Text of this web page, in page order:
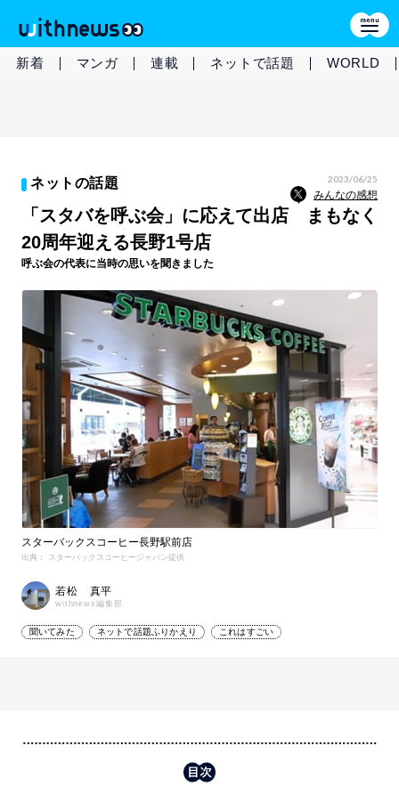
新着 マンガ 連載 ネットで話題 WORLD
ネットの話題 2023/06/25
みんなの感想
「スタバを呼ぶ会」に応えて出店 まもなく
20周年迎える長野1号店
呼ぶ会の代表に当時の思いを聞きました
スターバックスコーヒー長野駅前店
出典： スターバックスコーヒージャパン提供
若松 真平
withnews編集部
聞いてみた ネットで話題ふりかえり これはすごい